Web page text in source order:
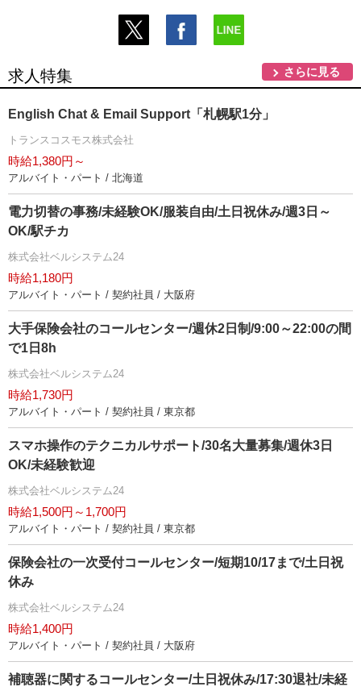
求人特集 さらに見る
English Chat & Email Support「札幌駅1分」
トランスコスモス株式会社
時給1,380円～
アルバイト・パート / 北海道
電力切替の事務/未経験OK/服装自由/土日祝休み/週3日～
OK/駅チカ
株式会社ベルシステム24
時給1,180円
アルバイト・パート / 契約社員 / 大阪府
大手保険会社のコールセンター/週休2日制/9:00～22:00の間
で1日8h
株式会社ベルシステム24
時給1,730円
アルバイト・パート / 契約社員 / 東京都
スマホ操作のテクニカルサポート/30名大量募集/週休3日
OK/未経験歓迎
株式会社ベルシステム24
時給1,500円～1,700円
アルバイト・パート / 契約社員 / 東京都
保険会社の一次受付コールセンター/短期10/17まで/土日祝
休み
株式会社ベルシステム24
時給1,400円
アルバイト・パート / 契約社員 / 大阪府
補聴器に関するコールセンター/土日祝休み/17:30退社/未経